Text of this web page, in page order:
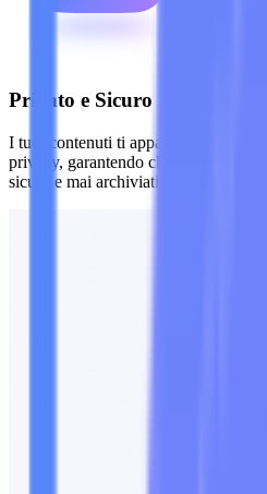
Privato e Sicuro
I tuoi contenuti ti appartengono.
privacy, garantendo che i tuoi dati di
sicuro e mai archiviati o utilizzati per